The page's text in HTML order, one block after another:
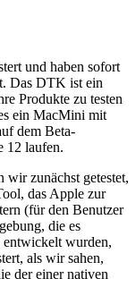
und haben sofort
Das DTK ist ein
Produkte zu testen
ein MacMini mit
dem Beta-
12 laufen.
zunächst getestet,
das Apple zur
(für den Benutzer
die es
wurden,
als wir sahen,
der einer nativen